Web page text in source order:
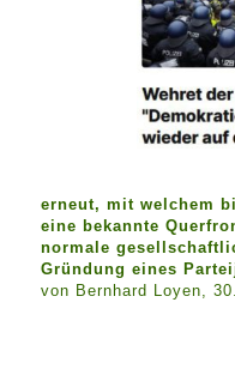
erneut, mit welchem
eine bekannte
normale
Gründung eines
von Bernhard Loyen,